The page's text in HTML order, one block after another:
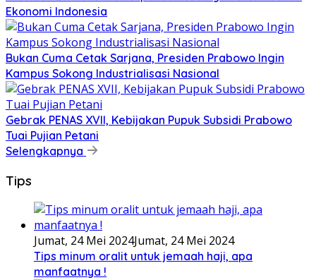
Ekonomi Indonesia
Bukan Cuma Cetak Sarjana, Presiden Prabowo Ingin
Kampus Sokong Industrialisasi Nasional
Gebrak PENAS XVII, Kebijakan Pupuk Subsidi Prabowo
Tuai Pujian Petani
Selengkapnya
Tips
Jumat, 24 Mei 2024Jumat, 24 Mei 2024
Tips minum oralit untuk jemaah haji, apa
manfaatnya !